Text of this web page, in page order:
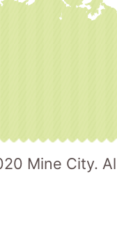
Mine City.